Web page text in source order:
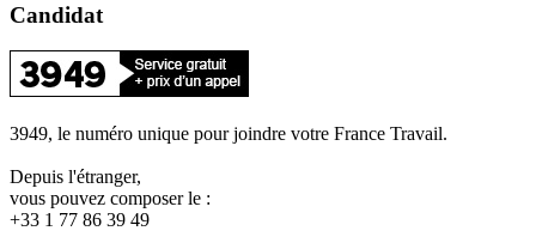
Candidat
3949, le numéro unique pour joindre votre France Travail.
Depuis l'étranger,
vous pouvez composer le :
+33 1 77 86 39 49